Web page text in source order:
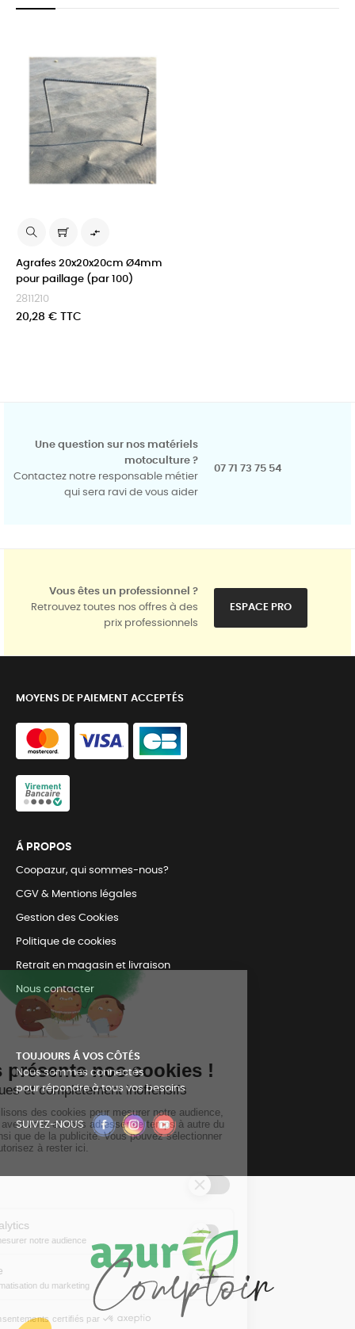

Agrafes 20x20x20cm Ø4mm
pour paillage (par 100)
2811210
Prix
20,28 € TTC
Une question sur nos matériels
motoculture ?
Contactez notre responsable métier
qui sera ravi de vous aider
07 71 73 75 54
Vous êtes un professionnel ?
Retrouvez toutes nos offres à des
prix professionnels
ESPACE PRO
MOYENS DE PAIEMENT ACCEPTÉS
Á PROPOS
Coopazur, qui sommes-nous?
CGV & Mentions légales
Gestion des Cookies
Politique de cookies
Retrait en magasin et livraison
Nous contacter
TOUJOURS Á VOS CÔTÉS
Nous sommes connectés
pour répondre à tous vos besoins
SUIVEZ-NOUS